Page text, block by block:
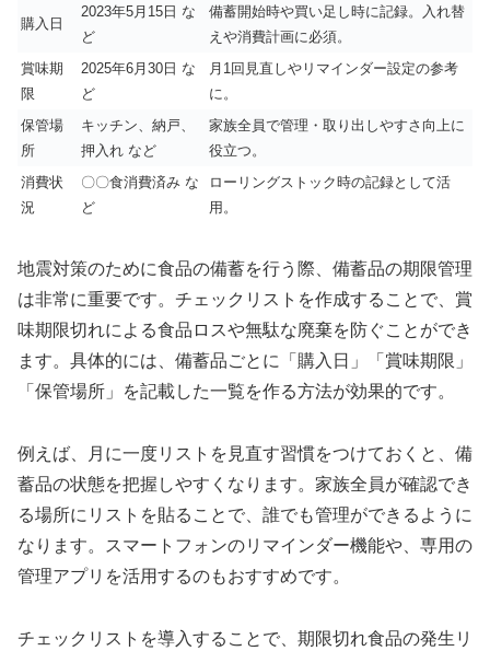
購入日
2023年5月15日 な
ど
備蓄開始時や買い足し時に記録。入れ替
えや消費計画に必須。
賞味期
限
2025年6月30日 な
ど
月1回見直しやリマインダー設定の参考
に。
保管場
所
キッチン、納戸、
押入れ など
家族全員で管理・取り出しやすさ向上に
役立つ。
消費状
況
〇〇食消費済み な
ど
ローリングストック時の記録として活
用。
地震対策のために食品の備蓄を行う際、備蓄品の期限管理
は非常に重要です。チェックリストを作成することで、賞
味期限切れによる食品ロスや無駄な廃棄を防ぐことができ
ます。具体的には、備蓄品ごとに「購入日」「賞味期限」
「保管場所」を記載した一覧を作る方法が効果的です。
例えば、月に一度リストを見直す習慣をつけておくと、備
蓄品の状態を把握しやすくなります。家族全員が確認でき
る場所にリストを貼ることで、誰でも管理ができるように
なります。スマートフォンのリマインダー機能や、専用の
管理アプリを活用するのもおすすめです。
チェックリストを導入することで、期限切れ食品の発生リ